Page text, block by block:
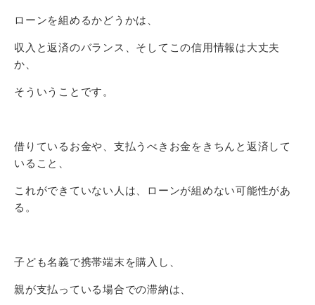
ローンを組めるかどうかは、
収入と返済のバランス、そしてこの信用情報は大丈夫
か、
そういうことです。
借りているお金や、支払うべきお金をきちんと返済して
いること、
これができていない人は、ローンが組めない可能性があ
る。
子ども名義で携帯端末を購入し、
親が支払っている場合での滞納は、